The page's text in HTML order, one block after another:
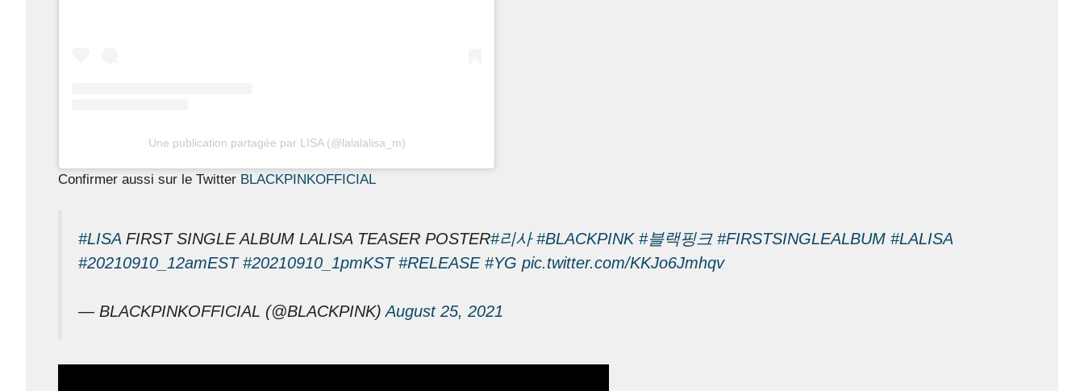
Une publication partagée par LISA (@lalalalisa_m)
Confirmer aussi sur le Twitter BLACKPINKOFFICIAL
#LISA FIRST SINGLE ALBUM LALISA TEASER POSTER#리사 #BLACKPINK #블랙핑크 #FIRSTSINGLEALBUM #LALISA
#20210910_12amEST #20210910_1pmKST #RELEASE #YG pic.twitter.com/KKJo6Jmhqv
— BLACKPINKOFFICIAL (@BLACKPINK)August 25, 2021